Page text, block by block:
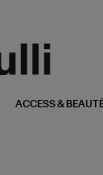
ACCESS &